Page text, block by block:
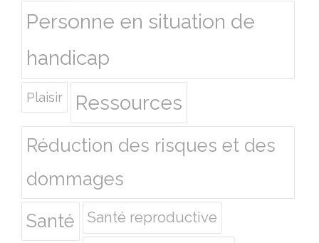
Personne en situation de
handicap
Plaisir Ressources
Réduction des risques et des
dommages
Santé
Santé reproductive